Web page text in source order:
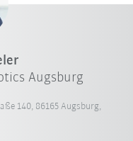
Augsburg
140, 86165 Augsburg,